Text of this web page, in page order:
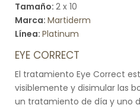
Tamaño: 2 x 10
Marca: Martiderm
Línea: Platinum
EYE CORRECT
El tratamiento Eye Correct
visiblemente y disimular las
un tratamiento de día y uno